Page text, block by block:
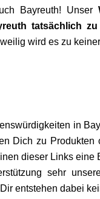
Bayreuth! Unser
tatsächlich
wird es zu
in
Dich zu
dieser Links eine
sehr
entstehen dabei